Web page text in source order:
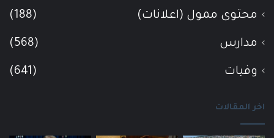
محتوى ممول (اعلانات) (188)
مدارس (568)
وفيات (641)
اخر المقالات